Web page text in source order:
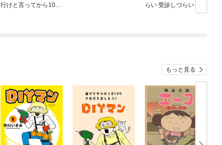
行けと言ってから10年
らい 受診しづらい 体
もっと見る